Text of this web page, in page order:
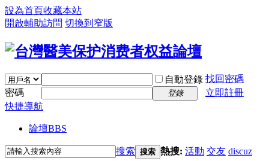
設為首頁收藏本站
開啟輔助訪問 切換到窄版
自動登錄 找回密碼
密碼
登錄
立即註冊
快捷導航
論壇BBS
搜索 搜索 熱搜: 活動 交友 discuz